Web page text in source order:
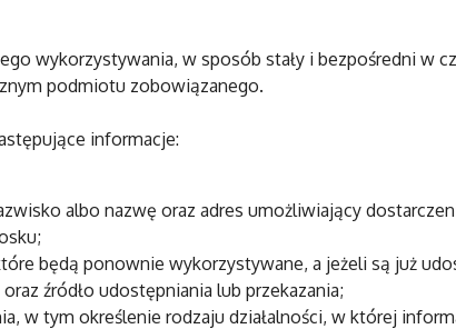
wykorzystywania, w sposób stały i bezpośredni w
podmiotu zobowiązanego.
informacje:
albo nazwę oraz adres umożliwiający
będą ponownie wykorzystywane, a jeżeli są już
źródło udostępniania lub przekazania;
w tym określenie rodzaju działalności, w której